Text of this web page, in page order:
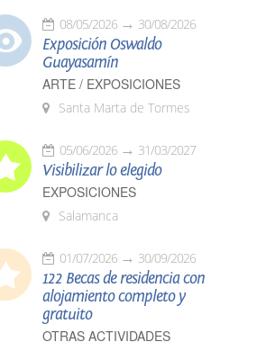
08/05/2026 30/08/2026
Exposición Oswaldo
Guayasamín
ARTE / EXPOSICIONES
Santa Marta de Tormes
05/06/2026 31/03/2027
Visibilizar lo elegido
EXPOSICIONES
Salamanca
01/07/2026 30/09/2026
122 Becas de residencia con
alojamiento completo y
gratuito
OTRAS ACTIVIDADES